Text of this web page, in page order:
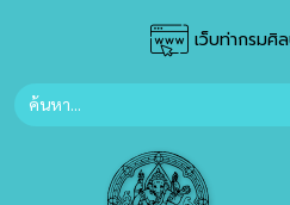
เว็บท่ากรมศิ